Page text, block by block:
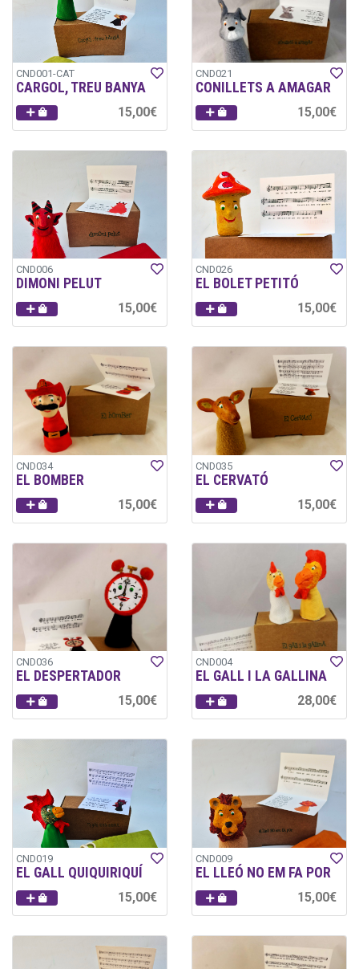
CND001-CAT
CARGOL, TREU BANYA
15,00€
CND021
CONILLETS A AMAGAR
15,00€
CND006
DIMONI PELUT
15,00€
CND026
EL BOLET PETITÓ
15,00€
CND034
EL BOMBER
15,00€
CND035
EL CERVATÓ
15,00€
CND036
EL DESPERTADOR
15,00€
CND004
EL GALL I LA GALLINA
28,00€
CND019
EL GALL QUIQUIRIQUÍ
15,00€
CND009
EL LLEÓ NO EM FA POR
15,00€